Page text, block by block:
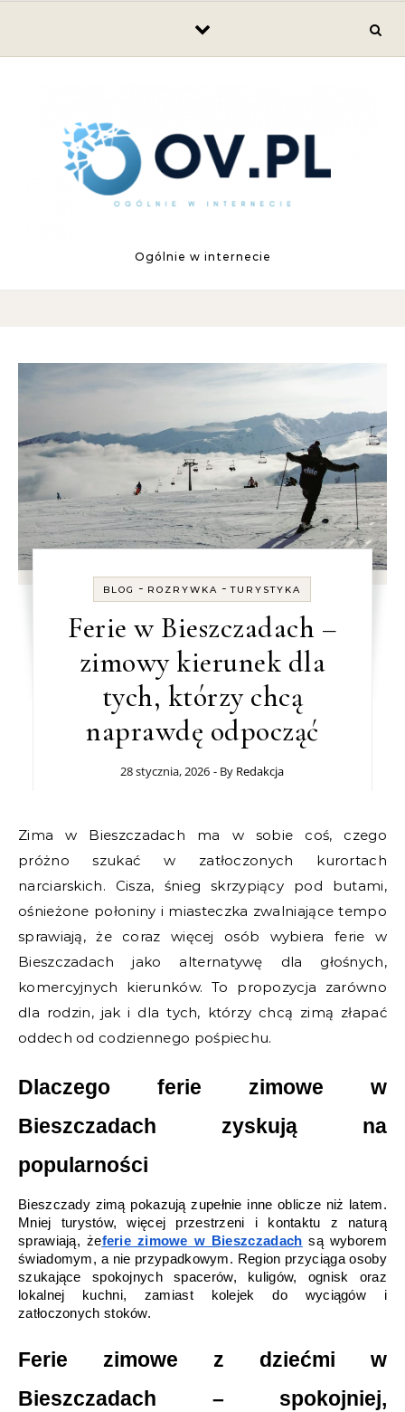
Ogólnie w internecie
BLOG - ROZRYWKA -TURYSTYKA
Ferie w Bieszczadach –
zimowy kierunek dla
tych, którzy chcą
naprawdę odpocząć
28 stycznia, 2026 - By Redakcja
Zima w Bieszczadach ma w sobie coś, czego
próżno szukać w zatłoczonych kurortach
narciarskich. Cisza, śnieg skrzypiący pod butami,
ośnieżone połoniny i miasteczka zwalniające tempo
sprawiają, że coraz więcej osób wybiera ferie w
Bieszczadach jako alternatywę dla głośnych,
komercyjnych kierunków. To propozycja zarówno
dla rodzin, jak i dla tych, którzy chcą zimą złapać
oddech od codziennego pośpiechu.
Dlaczego ferie zimowe w
Bieszczadach zyskują na
popularności
Bieszczady zimą pokazują zupełnie inne oblicze niż latem.
Mniej turystów, więcej przestrzeni i kontaktu z naturą
sprawiają, żeferie zimowe w Bieszczadach są wyborem
świadomym, a nie przypadkowym. Region przyciąga osoby
szukające spokojnych spacerów, kuligów, ognisk oraz
lokalnej kuchni, zamiast kolejek do wyciągów i
zatłoczonych stoków.
Ferie zimowe z dziećmi w
Bieszczadach – spokojniej,